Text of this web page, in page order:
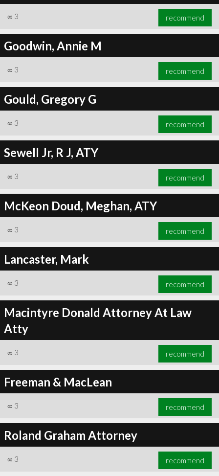
∞ 3 recommend
Goodwin, Annie M
∞ 3 recommend
Gould, Gregory G
∞ 3 recommend
Sewell Jr, R J, ATY
∞ 3 recommend
McKeon Doud, Meghan, ATY
∞ 3 recommend
Lancaster, Mark
∞ 3 recommend
Macintyre Donald Attorney At Law
Atty
∞ 3 recommend
Freeman & MacLean
∞ 3 recommend
Roland Graham Attorney
∞ 3 recommend